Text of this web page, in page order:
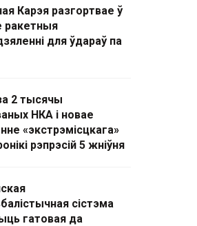
Карэя разгортвае ў
ракетныя
для ўдараў па
2 тысячы
НКА і новае
«экстрэмісцкага»
рэпрэсій 5 жніўня
сістэма
гатовая да